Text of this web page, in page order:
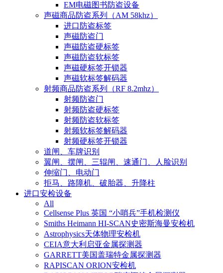
EM电磁图书防盗设备
声磁商品防盗系列（AM 58khz）
进口防盗标签
声磁防盗门
声磁防盗硬标签
声磁防盗软标签
声磁硬标签开锁器
声磁软标签解码器
射频商品防盗系列（RF 8.2mhz）
射频防盗门
射频防盗硬标签
射频防盗软标签
射频软标签解码器
射频硬标签开锁器
道闸、车牌识别
翼闸、摆闸、三辊闸、速通门、人脸识别
伸缩门、电动门
拒马、路障机、破胎器、升降柱
进口安检设备
All
Cellsense Plus 英国 “小哨兵”手机检测仪
Smiths Heimann HI-SCAN史密斯海曼安检机
Astrophysics天体物理安检机
CEIA意大利启亚金属探测器
GARRETT美国盖瑞特金属探测器
RAPISCAN ORION安检机